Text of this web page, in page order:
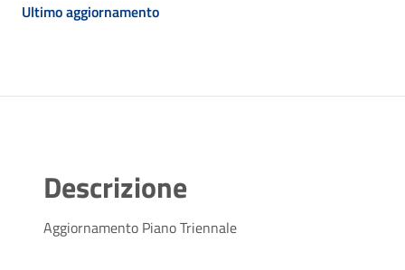
Ultimo aggiornamento
Descrizione
Aggiornamento Piano Triennale